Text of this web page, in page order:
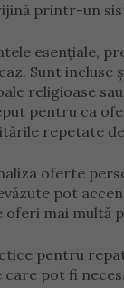
printr-un
esențiale,
Sunt incluse
religioase
pentru ca
repetate
oferte
pot
mai multă
pentru
pot fi